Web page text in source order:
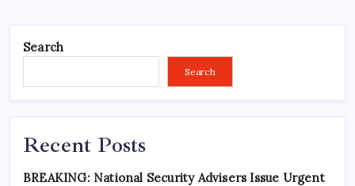
Search
Search
Recent Posts
BREAKING: National Security Advisers Issue Urgent